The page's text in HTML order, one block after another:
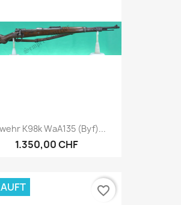
K98k WaA135 (byf)...
1.350,00 CHF
favorite_border